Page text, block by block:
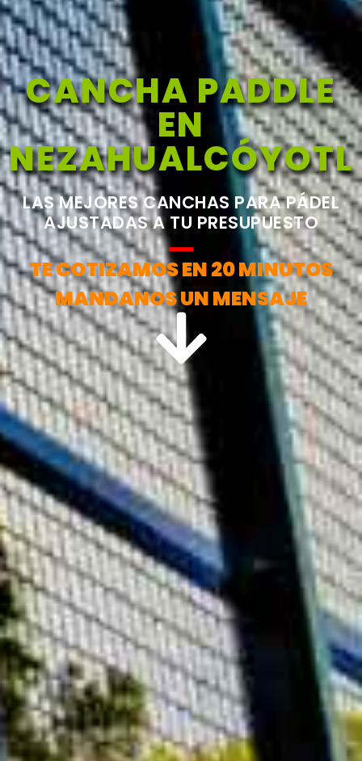
CANCHA PADDLE
EN
NEZAHUALCÓYOTL
LAS MEJORES CANCHAS PARA PÁDEL
AJUSTADAS A TU PRESUPUESTO
TE COTIZAMOS EN 20 MINUTOS
MANDANOS UN MENSAJE